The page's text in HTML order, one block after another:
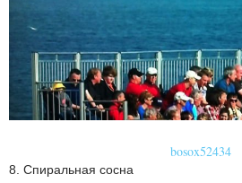
bosox52434
8. Спиральная сосна